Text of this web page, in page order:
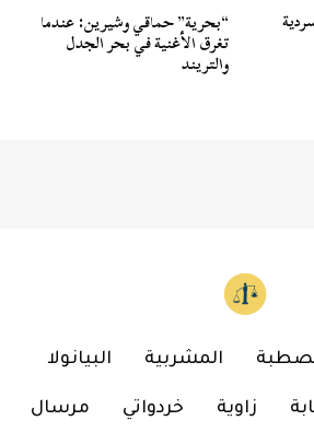
“بحرية” حماقي وشيرين: عندما
تغرق الأغنية في بحر الجدل
والتريند
المشربية البيانولا
زاوية خردواتي مرسال